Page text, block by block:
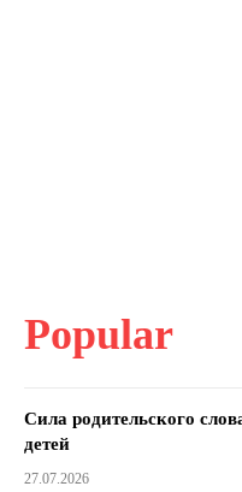
Popular
Сила родительского
детей
27.07.2026